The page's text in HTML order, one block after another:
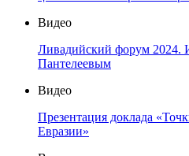
Видео
Ливадийский форум 2024.
Пантелеевым
Видео
Презентация доклада
Евразии»